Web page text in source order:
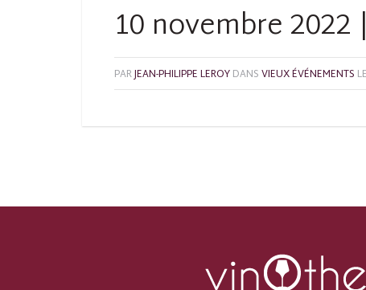
10 novembre
PARJEAN-PHILIPPE LEROYDANSVIEUX ÉVÉNEMENTS LE